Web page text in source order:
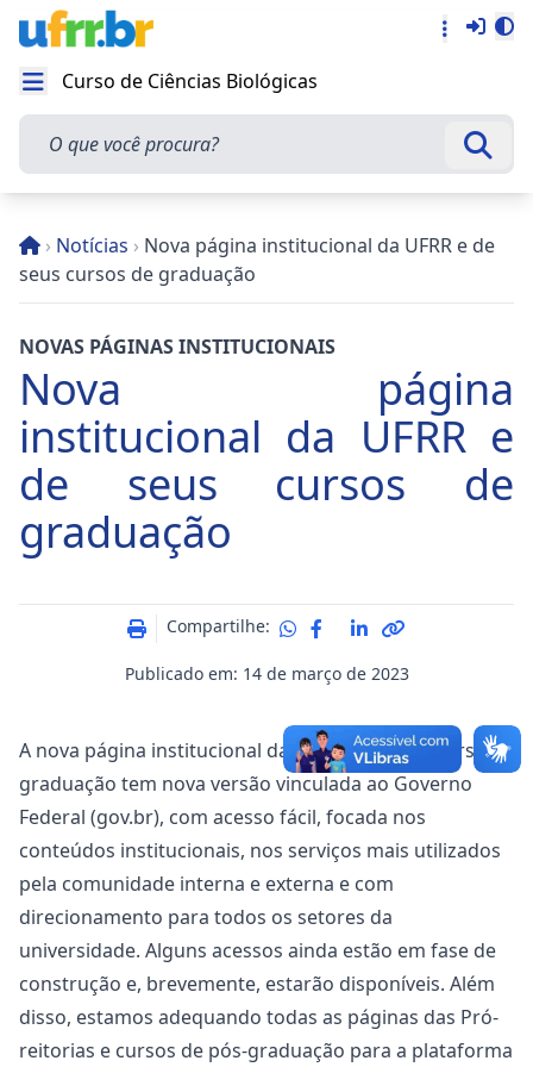
Abrir menu
Curso de Ciências Biológicas
O que você procura?
› Notícias › Nova página institucional da UFRR e de
seus cursos de graduação
NOVAS PÁGINAS INSTITUCIONAIS
Nova página
institucional da UFRR e
de seus cursos de
graduação
Publicado em: 14 de março de 2023
Compartilhe:
A nova página institucional da UFRR e de seus cursos
graduação tem nova versão vinculada ao Governo
Federal (gov.br), com acesso fácil, focada nos
conteúdos institucionais, nos serviços mais utilizados
pela comunidade interna e externa e com
direcionamento para todos os setores da
universidade. Alguns acessos ainda estão em fase de
construção e, brevemente, estarão disponíveis. Além
disso, estamos adequando todas as páginas das Pró-
reitorias e cursos de pós-graduação para a plataforma